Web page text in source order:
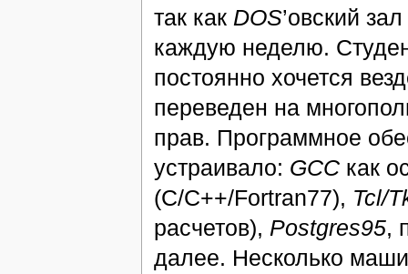
так как DOS’овский
каждую неделю.
постоянно хочется
переведен на
прав. Программное
устраивало: GCCкак
(C/C++/Fortran77), Tcl/
расчетов), Postgres95,
далее. Несколько